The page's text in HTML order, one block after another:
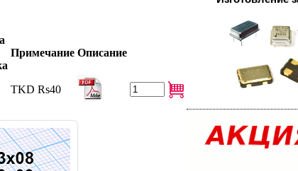
Примечание Описание
TKD Rs40